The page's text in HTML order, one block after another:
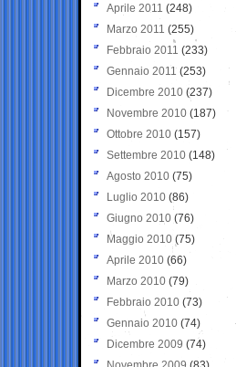
Aprile 2011 (248)
Marzo 2011 (255)
Febbraio 2011 (233)
Gennaio 2011 (253)
Dicembre 2010 (237)
Novembre 2010 (187)
Ottobre 2010 (157)
Settembre 2010 (148)
Agosto 2010 (75)
Luglio 2010 (86)
Giugno 2010 (76)
Maggio 2010 (75)
Aprile 2010 (66)
Marzo 2010 (79)
Febbraio 2010 (73)
Gennaio 2010 (74)
Dicembre 2009 (74)